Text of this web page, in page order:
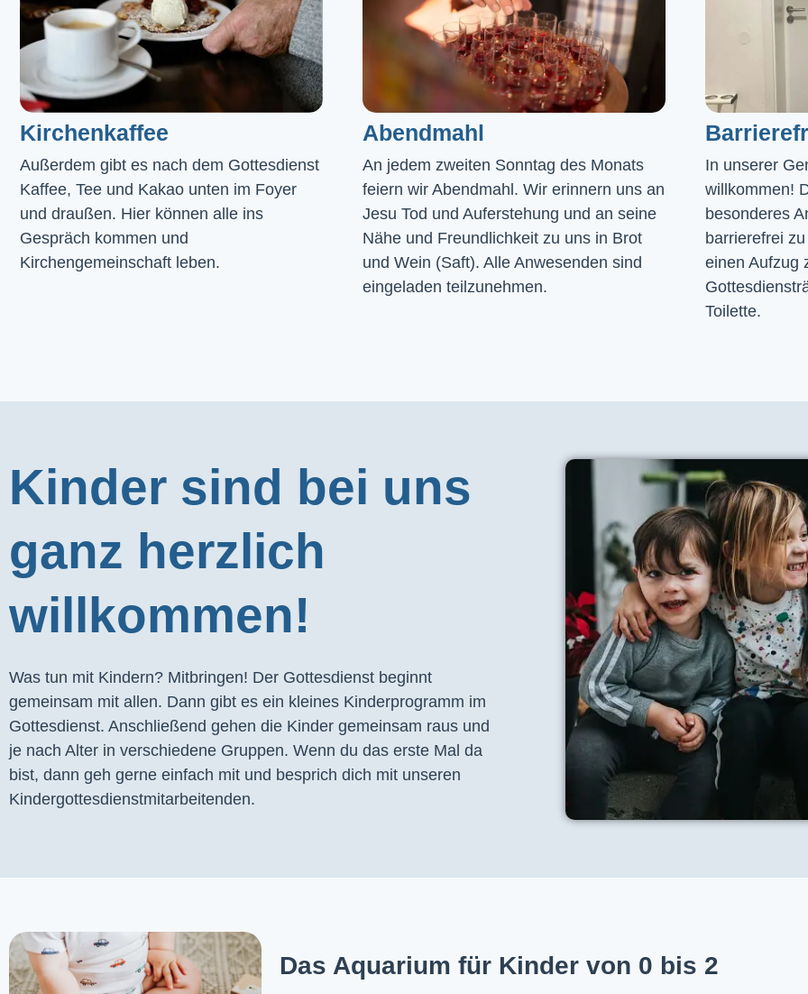
Kirchenkaffee
Außerdem gibt es nach dem Gottesdienst
Kaffee, Tee und Kakao unten im Foyer
und draußen. Hier können alle ins
Gespräch kommen und
Kirchengemeinschaft leben.
Abendmahl​
An jedem zweiten Sonntag des Monats
feiern wir Abendmahl. Wir erinnern uns an
Jesu Tod und Auferstehung und an seine
Nähe und Freundlichkeit zu uns in Brot
und Wein (Saft). Alle Anwesenden sind
eingeladen teilzunehmen.
In unserer
willkommen!
besonderes
barrierefrei
einen Aufzug
Toilette.
Kinder sind bei uns
ganz herzlich
willkommen!
Was tun mit Kindern? Mitbringen! Der Gottesdienst beginnt
gemeinsam mit allen. Dann gibt es ein kleines Kinderprogramm im
Gottesdienst. Anschließend gehen die Kinder gemeinsam raus und
je nach Alter in verschiedene Gruppen. Wenn du das erste Mal da
bist, dann geh gerne einfach mit und besprich dich mit unseren
Kindergottesdienstmitarbeitenden.
Das Aquarium für Kinder von 0 bis 2